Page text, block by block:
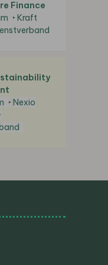
Finance
Kraft
Nexio